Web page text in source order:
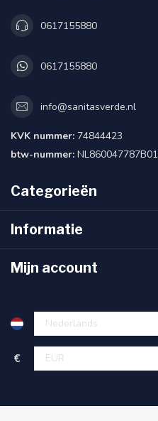
0617155880
0617155880
info@sanitasverde.nl
KVK nummer: 74844423
btw-nummer: NL860047787B01
Categorieën
Informatie
Mijn account
€